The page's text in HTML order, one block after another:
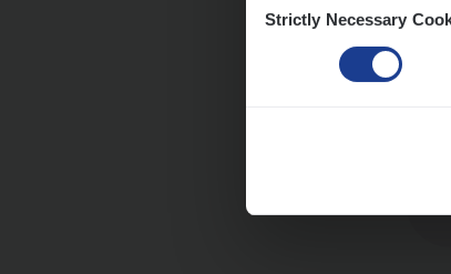
Selection
Strictly Necessary